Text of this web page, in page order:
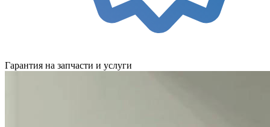
Гарантия на запчасти и услуги